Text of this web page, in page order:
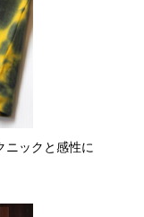
ニックと感性に